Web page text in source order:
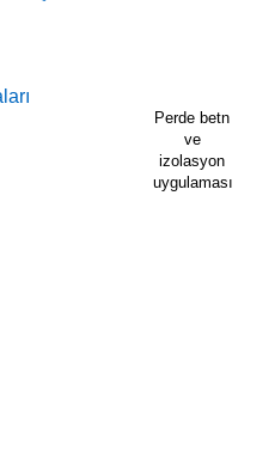
Perde betn
ve
izolasyon
uygulaması